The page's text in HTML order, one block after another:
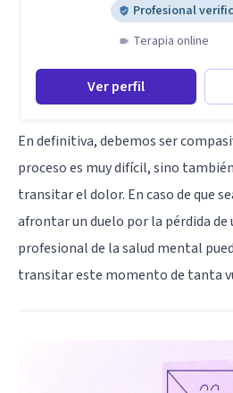
Profesional
Terapia online
Ver perfil
En definitiva, debemos ser
proceso es muy difícil, sino
transitar el dolor. En caso de que
afrontar un duelo por la pérdida de
profesional de la salud mental
transitar este momento de tanta